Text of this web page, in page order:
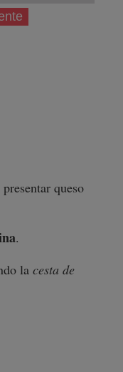
queso
.
la cesta de